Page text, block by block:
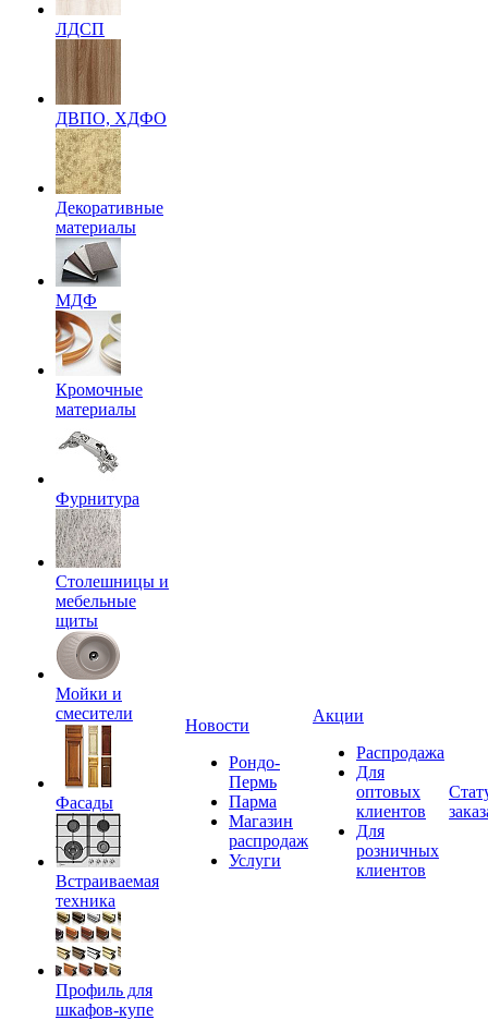
ЛДСП
ДВПО, ХДФО
Декоративные
материалы
МДФ
Кромочные
материалы
Фурнитура
Столешницы и
мебельные
щиты
Мойки и
смесители
Фасады
Встраиваемая
техника
Профиль для
шкафов-купе
Новости
Рондо-
Пермь
Парма
Магазин
распродаж
Услуги
Акции
Распродажа
Для
оптовых
клиентов
Для
розничных
клиентов